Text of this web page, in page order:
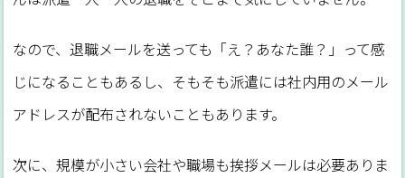
なので、退職メールを送っても「え？あなた誰？」って感
じになることもあるし、そもそも派遣には社内用のメール
アドレスが配布されないこともあります。
次に、規模が小さい会社や職場も挨拶メールは必要ありま